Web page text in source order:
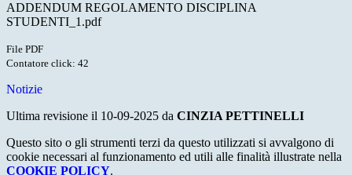
ADDENDUM REGOLAMENTO DISCIPLINA
STUDENTI_1.pdf
File PDF
Contatore click: 42
Notizie
Ultima revisione il 10-09-2025 da CINZIA PETTINELLI
Questo sito o gli strumenti terzi da questo utilizzati si avvalgono di
cookie necessari al funzionamento ed utili alle finalità illustrate nella
COOKIE POLICY.